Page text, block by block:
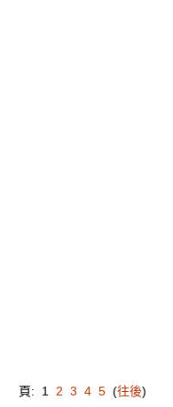
頁: 1 2 3 4 5(往後)